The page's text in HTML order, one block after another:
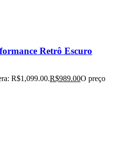
Retrô Escuro
R$1,099.00.R$989.00O preço